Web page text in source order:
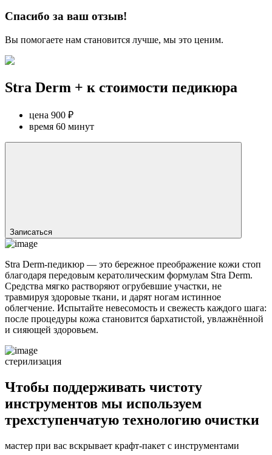
Спасибо за ваш отзыв!
Вы помогаете нам становится лучше, мы это ценим.
Stra Derm + к стоимости педикюра
цена 900 ₽
время 60 минут
Записаться
Stra Derm-педикюр — это бережное преображение кожи стоп
благодаря передовым кератолическим формулам Stra Derm.
Средства мягко растворяют огрубевшие участки, не
травмируя здоровые ткани, и дарят ногам истинное
облегчение. Испытайте невесомость и свежесть каждого шага:
после процедуры кожа становится бархатистой, увлажнённой
и сияющей здоровьем.
стерилизация
Чтобы поддерживать чистоту
инструментов мы используем
трехступенчатую технологию очистки
мастер при вас вскрывает крафт-пакет с инструментами